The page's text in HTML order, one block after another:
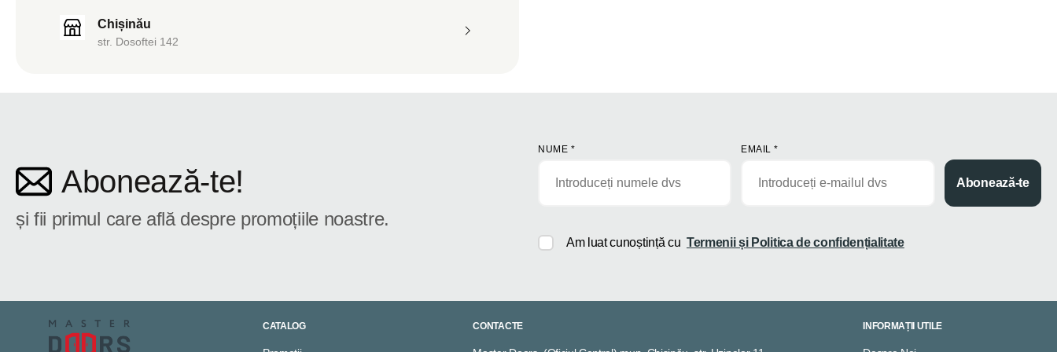
Chișinău
str. Dosoftei 142
Abonează-te!
și fii primul care află despre promoțiile noastre.
NUME * EMAIL*
Abonează-te
Am luat cunoștință cu Termenii și Politica de confidențialitate
CATALOG CONTACTE INFORMAȚII UTILE